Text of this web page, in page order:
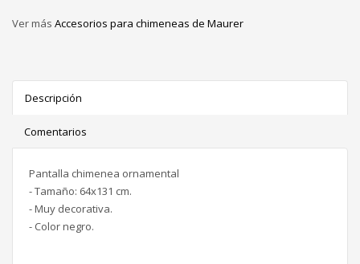
Ver más Accesorios para chimeneas de Maurer
Descripción
Comentarios
Pantalla chimenea ornamental
- Tamaño: 64x131 cm.
- Muy decorativa.
- Color negro.